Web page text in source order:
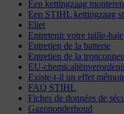
Een kettingzaag monteren
Een STIHL kettingzaag
Eliet
Entretenir votre taille-haie
Entretien de la batterie
Entretien de la
EU-
Existe-t-il un effet
FAQ STIHL
Fiches de données de
Gazononderhoud